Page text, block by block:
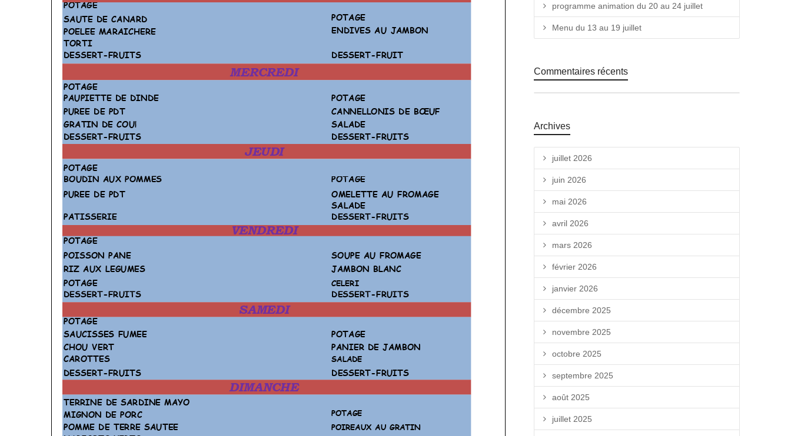
programme animation du 20 au 24 juillet
Menu du 13 au 19 juillet
Commentaires récents
Archives
juillet 2026
juin 2026
mai 2026
avril 2026
mars 2026
février 2026
janvier 2026
décembre 2025
novembre 2025
octobre 2025
septembre 2025
août 2025
juillet 2025